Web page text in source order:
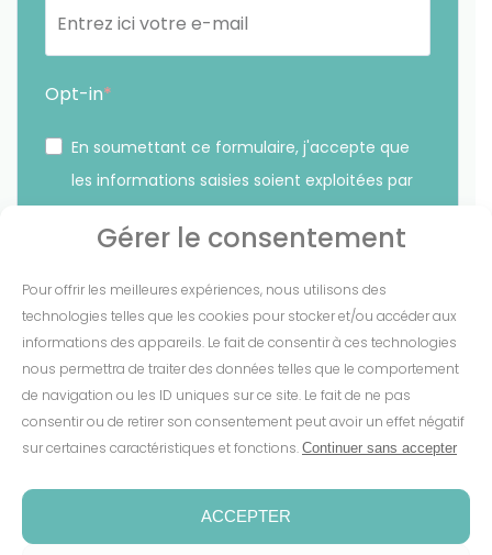
Gérer le consentement
Pour offrir les meilleures expériences, nous utilisons des
technologies telles que les cookies pour stocker et/ou accéder aux
informations des appareils. Le fait de consentir à ces technologies
nous permettra de traiter des données telles que le comportement
de navigation ou les ID uniques sur ce site. Le fait de ne pas
consentir ou de retirer son consentement peut avoir un effet négatif
sur certaines caractéristiques et fonctions. Continuer sans accepter
ACCEPTER
Opt-in
En soumettant ce formulaire, j'accepte que
les informations saisies soient exploitées par
sur le lien présent dans nos emails.
S'INSCRIRE
Conditions de garantie-Espace presse